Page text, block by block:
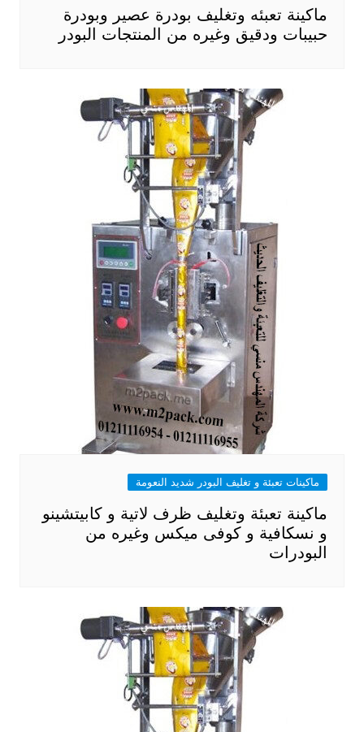
ماكينة تعبئه وتغليف بودرة عصير وبودرة
حبيبات ودقيق وغيره من المنتجات البودر
ماكينات تعبئة و تغليف البودر شديد النعومة
ماكينة تعبئة وتغليف ظرف لاتية و كابيتشينو
و نسكافية و كوفى ميكس وغيره من
البودرات